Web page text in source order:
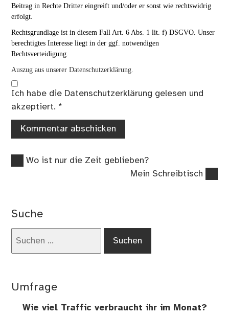
Beitrag in Rechte Dritter eingreift und/oder er sonst wie rechtswidrig
erfolgt.
Rechtsgrundlage ist in diesem Fall Art. 6 Abs. 1 lit. f) DSGVO. Unser
berechtigtes Interesse liegt in der ggf. notwendigen
Rechtsverteidigung.
Auszug aus unserer Datenschutzerklärung.
Ich habe die Datenschutzerklärung gelesen und
akzeptiert. *
Beitragsnavigation
Vorheriger
Wo ist nur die Zeit geblieben?
Nächster
Mein Schreibtisch
Suche
Umfrage
Wie viel Traffic verbraucht ihr im Monat?